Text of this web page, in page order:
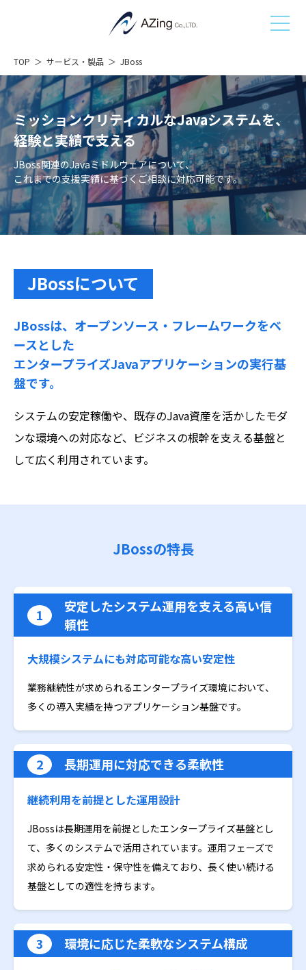
TOP サービス・製品 JBoss
ミッションクリティカルなJavaシステムを、
経験と実績で支える
JBoss関連のJavaミドルウェアについて、
これまでの支援実績に基づくご相談に対応可能です。
JBossについて
JBossは、オープンソース・フレームワークをベ
ースとした
エンタープライズJavaアプリケーションの実行基
盤です。
システムの安定稼働や、既存のJava資産を活かしたモダ
ンな環境への対応など、ビジネスの根幹を支える基盤と
して広く利用されています。
JBossの特長
1
安定したシステム運用を支える高い信
頼性
大規模システムにも対応可能な高い安定性
業務継続性が求められるエンタープライズ環境において、
多くの導入実績を持つアプリケーション基盤です。
2 長期運用に対応できる柔軟性
継続利用を前提とした運用設計
JBossは長期運用を前提としたエンタープライズ基盤とし
て、多くのシステムで活用されています。運用フェーズで
求められる安定性・保守性を備えており、長く使い続ける
基盤としての適性を持ちます。
3 環境に応じた柔軟なシステム構成